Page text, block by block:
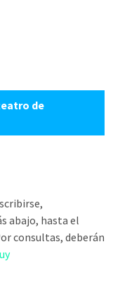
de
abajo, hasta el
consultas, deberán